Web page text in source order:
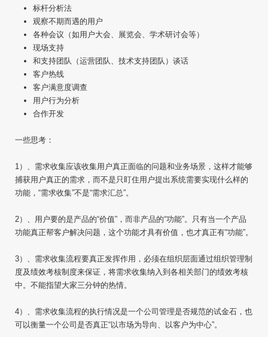
标杆分析法
观察不期而遇的用户
各种会议（如用户大会、展览会、学术研讨会等）
现场支持
和支持团队（运营团队、技术支持团队）谈话
客户热线
客户满意度调查
用户行为分析
合作开发
一些思考：
1）、需求收集应该收集用户真正面临的问题和业务场景，这样才能够
捕获用户真正的需求，而不是只盯住用户提出系统需要实现什么样的
功能，“需求收集”不是“需求汇总”。
2）、用户要的是产品的“价值”，而非产品的“功能”。只有当一个产品
功能真正帮客户解决问题，这个功能才具有价值，也才真正有“功能”。
3）、需求收集流程要真正发挥作用，必须在组织层面通过组织管理制
度及绩效考核制度来保证，将需求收集纳入到各相关部门的绩效考核
中。不能指望大家三分钟的热情。
4）、需求收集流程的执行情况是一个公司管理是否规范的试金石，也
可以衡量一个公司是否真正“以市场为导向、以客户为中心”。